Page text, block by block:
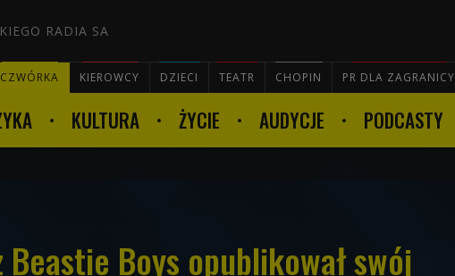
RADIA SA
CZWÓRKA KIEROWCY DZIECI TEATR CHOPIN PR DLA ZAGRANICY

KULTURA ŻYCIE AUDYCJE PODCASTY
Beastie Boys opublikował swój